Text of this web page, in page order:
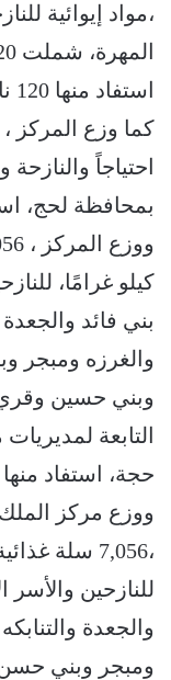
،مواد إيوائية
استفاد منها 120 نازح.
احتياجاً
بمحافظة لحج، استفاد
كيلو غرامًا،
بني فائد والجعدة
والغرزه ومبجر
وبني حسين
التابعة
حجة، استفاد منها 18,685 نازحًا ومتضررًا.
ووزع مركز الملك
للنازحين
والجعدة
ومبجر وبني حسن